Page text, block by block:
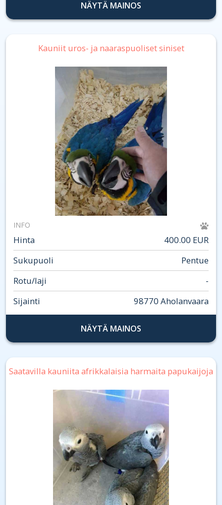
NÄYTÄ MAINOS
Kauniit uros- ja naaraspuoliset siniset
INFO
Hinta
400.00 EUR
Sukupuoli
Pentue
Rotu/laji
-
Sijainti
98770 Aholanvaara
NÄYTÄ MAINOS
Saatavilla kauniita afrikkalaisia ​​harmaita papukaijoja